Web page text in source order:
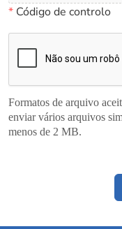
*Código de controlo
Formatos de arquivo
enviar vários arquivos
menos de 2 MB.